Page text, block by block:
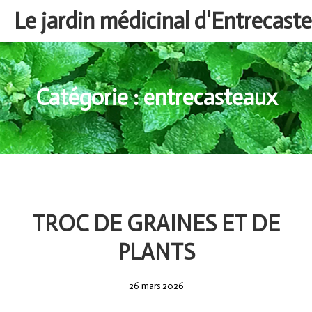
Aller
contenu
Le jardin médicinal
Catégorie :entrecasteaux
TROC DE GRAINES ET DE
PLANTS
26 mars 202626